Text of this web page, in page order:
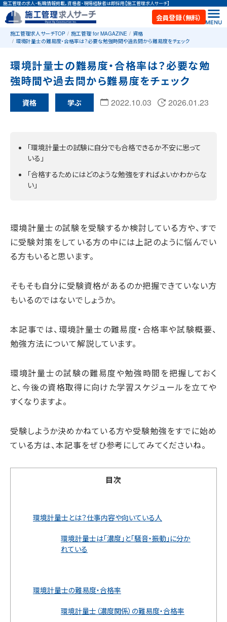
施工管理の求人・転職情報掲載。資格者・現場経験者は即採用【施工管理求人サーチ】
会員登録（無料）
施工管理求人サーチTOP 施工管理 for MAGAZINE
資格
環境計量士の難易度・合格率は？必要な勉強時間や過去問から難易度をチェック
環境計量士の難易度・合格率は？必要な勉
強時間や過去問から難易度をチェック
資格 学ぶ 2022.10.03 2026.01.23
「環境計量士の試験に自分でも合格できるか不安に思って
いる」
「合格するためにはどのような勉強をすればよいかわからな
い」
環境計量士の試験を受験するか検討している方や、すで
に受験対策をしている方の中には上記のように悩んでい
る方もいると思います。
そもそも自分に受験資格があるのか把握できていない方
もいるのではないでしょうか。
本記事では、環境計量士の難易度・合格率や試験概要、
勉強方法について解説しています。
環境計量士の試験の難易度や勉強時間を把握しておく
と、今後の資格取得に向けた学習スケジュールを立てや
すくなりますよ。
受験しようか決めかねている方や受験勉強をすでに始め
ている方は、本記事をぜひ参考にしてみてくださいね。
目次
環境計量士とは？仕事内容や向いている人
環境計量士は「濃度」と「騒音・振動」に分か
れている
環境計量士の難易度・合格率
環境計量士（濃度関係）の難易度・合格率